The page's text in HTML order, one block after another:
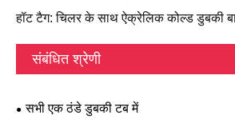
हॉट टैग: चिलर के साथ ऐक्रेलिक कोल्ड डुबकी
संबंधित श्रेणी
सभी एक ठंडे डुबकी टब में